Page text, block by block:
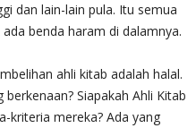
dan lain-lain pula. Itu semua
benda haram di dalamnya.
ahli kitab adalah halal.
Siapakah Ahli Kitab
kriteria mereka? Ada yang